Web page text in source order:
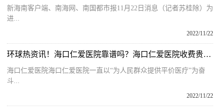
新海南客户端、南海网、南国都市报11月22日消息（记者苏桂除）为
进...
2022/11/22
环球热资讯！海口仁爱医院靠谱吗？海口仁爱医院收费贵吗？
海口仁爱医院海口仁爱医院一直以“为人民群众提供平价医疗”为奋
斗...
2022/11/22